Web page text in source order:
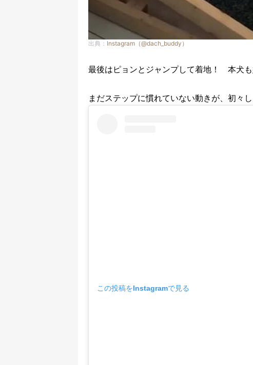
出典： Instagram（@dach_buddy）
最後はピョンとジャンプして着地！ 本犬も
まだステップに慣れていない動きが、初々
この投稿をInstagramで見る